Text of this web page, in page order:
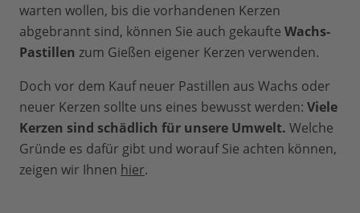
warten wollen, bis die vorhandenen Kerzen
abgebrannt sind, können Sie auch gekaufte Wachs-
Pastillen zum Gießen eigener Kerzen verwenden.
Doch vor dem Kauf neuer Pastillen aus Wachs oder
neuer Kerzen sollte uns eines bewusst werden: Viele
Kerzen sind schädlich für unsere Umwelt. Welche
Gründe es dafür gibt und worauf Sie achten können,
zeigen wir Ihnen hier.